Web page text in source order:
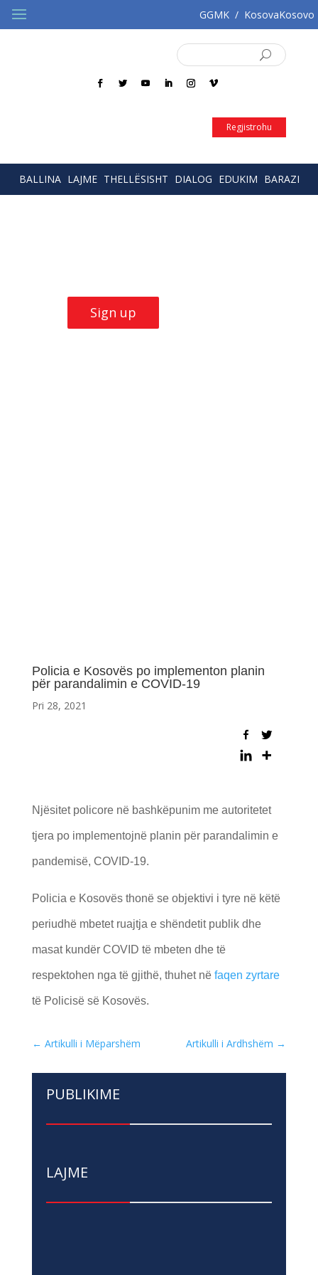
GGMK / KosovaKosovo
Regjistrohu
BALLINA LAJME THELLËSISHT DIALOG EDUKIM BARAZI
Sign up
Policia e Kosovës po implementon planin
për parandalimin e COVID-19
Pri 28, 2021
Njësitet policore në bashkëpunim me autoritetet
tjera po implementojnë planin për parandalimin e
pandemisë, COVID-19.
Policia e Kosovës thonë se objektivi i tyre në këtë
periudhë mbetet ruajtja e shëndetit publik dhe
masat kundër COVID të mbeten dhe të
respektohen nga të gjithë, thuhet në faqen zyrtare
të Policisë së Kosovës.
← Artikulli i Mëparshëm Artikulli i Ardhshëm →
PUBLIKIME
LAJME